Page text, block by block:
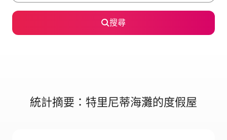
搜尋
統計摘要：特里尼蒂海灘的度假屋